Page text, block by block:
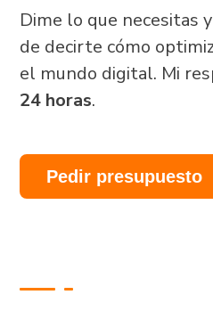
Dime lo que necesitas
de decirte cómo
el mundo digital. Mi
24 horas.
Pedir presupuesto